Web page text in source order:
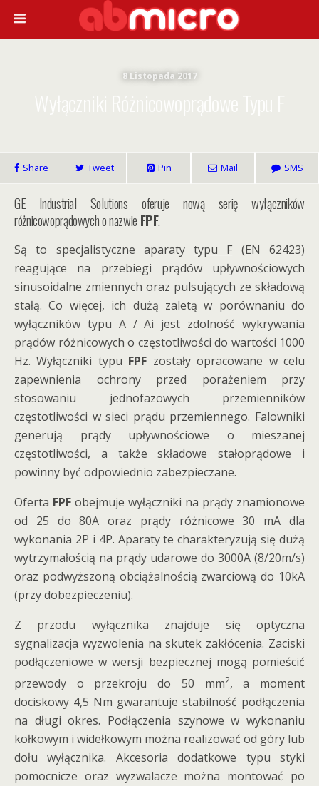
8 Listopada 2017
Share Tweet Pin Mail SMS
GE Industrial Solutions oferuje nową serię wyłączników
różnicowoprądowych o nazwie FPF.
Są to specjalistyczne aparatytypu F (EN 62423)
reagujące na przebiegi prądów upływnościowych
sinusoidalne zmiennych oraz pulsujących ze składową
stałą. Co więcej, ich dużą zaletą w porównaniu do
wyłączników typu A / Ai jest zdolność wykrywania
prądów różnicowych o częstotliwości do wartości 1000
Hz. Wyłączniki typu FPF zostały opracowane w celu
zapewnienia ochrony przed porażeniem przy
stosowaniu jednofazowych przemienników
częstotliwości w sieci prądu przemiennego. Falowniki
generują prądy upływnościowe o mieszanej
częstotliwości, a także składowe stałoprądowe i
powinny być odpowiednio zabezpieczane.
Oferta FPF obejmuje wyłączniki na prądy znamionowe
od 25 do 80A oraz prądy różnicowe 30 mA dla
wykonania 2P i 4P. Aparaty te charakteryzują się dużą
wytrzymałością na prądy udarowe do 3000A (8/20m/s)
oraz podwyższoną obciążalnością zwarciową do 10kA
(przy dobezpieczeniu).
Z przodu wyłącznika znajduje się optyczna
sygnalizacja wyzwolenia na skutek zakłócenia. Zaciski
podłączeniowe w wersji bezpiecznej mogą pomieścić
przewody o przekroju do 50 mm2, a moment
dociskowy 4,5 Nm gwarantuje stabilność podłączenia
na długi okres. Podłączenia szynowe w wykonaniu
kołkowym i widełkowym można realizować od góry lub
dołu wyłącznika. Akcesoria dodatkowe typu styki
pomocnicze oraz wyzwalacze można montować po